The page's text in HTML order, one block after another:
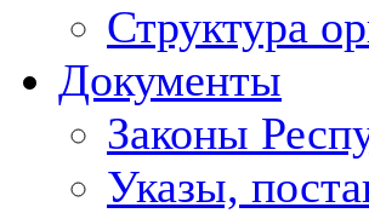
Структура
Документы
Законы
Указы,